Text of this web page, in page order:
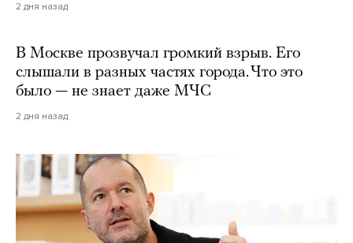
2 дня назад
В Москве прозвучал громкий взрыв. Его
слышали в разных частях города. Что это
было — не знает даже МЧС
2 дня назад